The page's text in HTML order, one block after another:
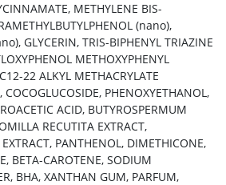
METHYLENE BIS-
(nano),
GLYCERIN, TRIS-BIPHENYL TRIAZINE
METHOXYPHENYL
22 ALKYL METHACRYLATE
PHENOXYETHANOL,
ACID, BUTYROSPERMUM
RECUTITA EXTRACT,
PANTHENOL, DIMETHICONE,
BETA-CAROTENE, SODIUM
BHA, XANTHAN GUM, PARFUM,